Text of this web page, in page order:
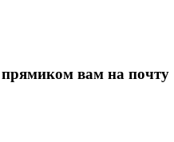
вам на почту